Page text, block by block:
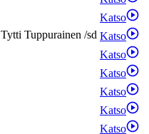
Katso
Tytti Tuppurainen /sd Katso
Katso
Katso
Katso
Katso
Katso